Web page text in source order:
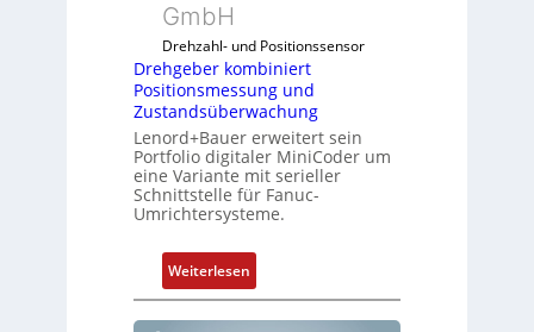
GmbH
Drehzahl- und Positionssensor
Drehgeber kombiniert
Positionsmessung und
Zustandsüberwachung
Lenord+Bauer erweitert sein
Portfolio digitaler MiniCoder um
eine Variante mit serieller
Schnittstelle für Fanuc-
Umrichtersysteme.
Weiterlesen:
D
r